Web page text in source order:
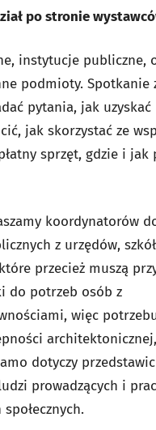
po stronie
instytucje publiczne,
podmioty. Spotkanie
pytania, jak
jak skorzystać ze
sprzęt, gdzie i jak
koordynatorów
z urzędów,
przecież muszą
do potrzeb osób z
więc
dotyczy
prowadzących i